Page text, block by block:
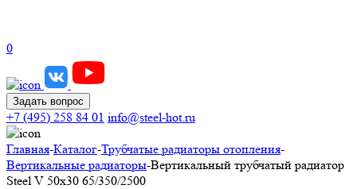
0
Задать вопрос
+7 (495) 258 84 01 info@steel-hot.ru
Главная-Каталог-Трубчатые радиаторы отопления-
Вертикальные радиаторы-Вертикальный трубчатый радиатор
Steel V 50х30 65/350/2500